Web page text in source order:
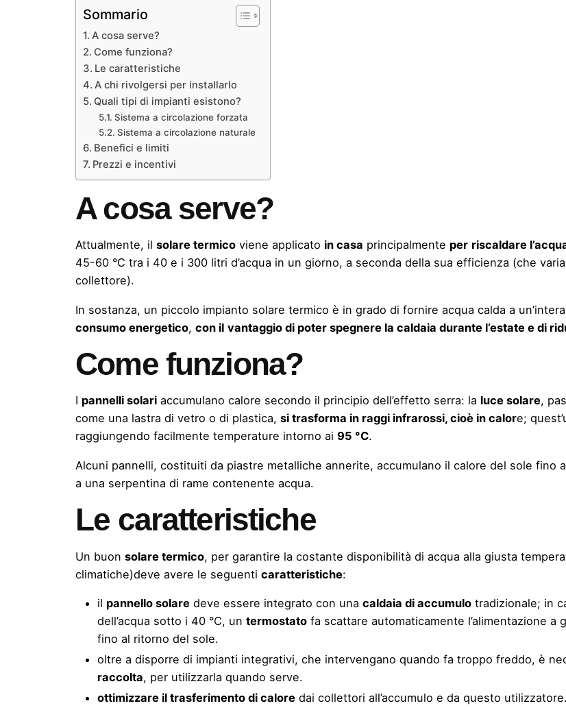
Sommario
A cosa serve?
Come funziona?
Le caratteristiche
A chi rivolgersi per installarlo
Quali tipi di impianti esistono?
Sistema a circolazione forzata
Sistema a circolazione naturale
Benefici e limiti
Prezzi e incentivi
A cosa serve?
Attualmente, ilsolare termico viene applicato in casa principalmente per riscaldare
45-60 °C tra i 40 e i 300 litri d’acqua in un giorno, a seconda della sua efficienza (che
collettore).
In sostanza, un piccolo impianto solare termico è in grado di fornire acqua calda a
consumo energetico,con il vantaggio di poter spegnere la caldaia durante l’estate e di
Come funziona?
I pannelli solari accumulano calore secondo il principio dell’effetto serra: la luce solare,
come una lastra di vetro o di plastica,si trasforma in raggi infrarossi, cioè in calore;
raggiungendo facilmente temperature intorno ai95 °C.
Alcuni pannelli, costituiti da piastre metalliche annerite, accumulano il calore del sole fino
a una serpentina di rame contenente acqua.
Le caratteristiche
Un buonsolare termico, per garantire la costante disponibilità di acqua alla giusta
climatiche)deve avere le seguenticaratteristiche:
il pannello solare deve essere integrato con unacaldaia di accumulo tradizionale; in
dell’acqua sotto i 40 °C, untermostato fa scattare automaticamente l’alimentazione
fino al ritorno del sole.
oltre a disporre di impianti integrativi, che intervengano quando fa troppo freddo, è
raccolta, per utilizzarla quando serve.
ottimizzare il trasferimento di calore dai collettori all’accumulo e da questo utilizzatore.